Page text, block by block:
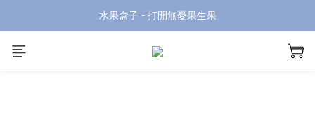
水果盒子 - 打開無憂果生果